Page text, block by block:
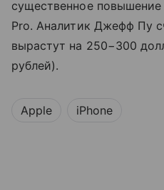
существенное
Pro. Аналитик Джефф Пу
вырастут на 250−300
рублей).
Apple iPhone